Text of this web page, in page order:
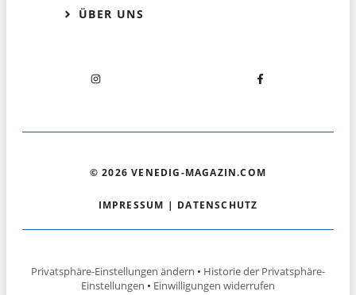
ÜBER UNS
© 2026 VENEDIG-MAGAZIN.COM
IMPRESSUM | DATENSCHUTZ
Privatsphäre-Einstellungen ändern • Historie der Privatsphäre-
Einstellungen • Einwilligungen widerrufen